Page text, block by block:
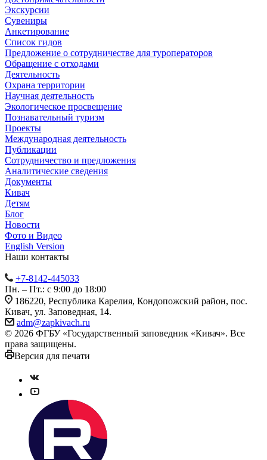
Экскурсии
Сувениры
Анкетирование
Список гидов
Предложение о сотрудничестве для туроператоров
Обращение с отходами
Деятельность
Охрана территории
Научная деятельность
Экологическое просвещение
Познавательный туризм
Проекты
Международная деятельность
Публикации
Сотрудничество и предложения
Аналитические сведения
Документы
Кивач
Детям
Блог
Новости
Фото и Видео
English Version
Наши контакты
+7-8142-445033
Пн. – Пт.: с 9:00 до 18:00
186220, Республика Карелия, Кондопожский район, пос.
Кивач, ул. Заповедная, 14.
adm@zapkivach.ru
© 2026 ФГБУ «Государственный заповедник «Кивач». Все
права защищены.
Версия для печати